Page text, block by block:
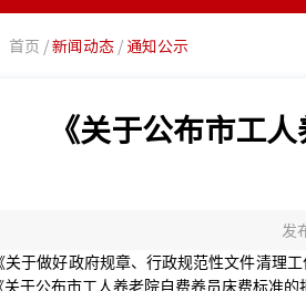
首页 /新闻动态 / 通知公示
《关于公布市工
发
关于做好政府规章、行政规范性文件清理
关于公布市工人养老院自费养员床费标准的